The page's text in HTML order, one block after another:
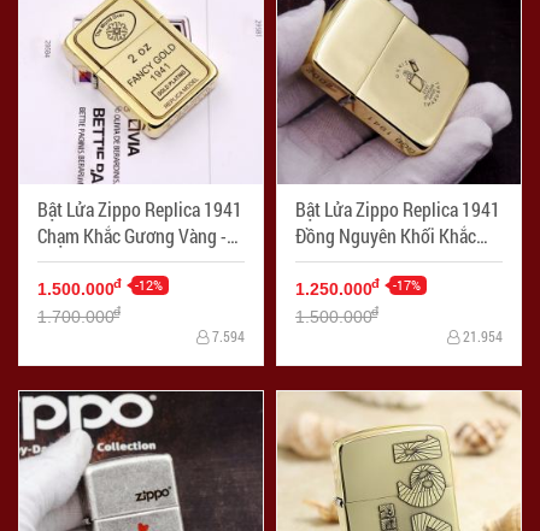
Bật Lửa Zippo Replica 1941
Chạm Khắc Gương Vàng -
Mã SP: ZPC2374
1.500.000đ -12%
1.700.000đ
7.594
Bật Lửa Zippo Replica 1941
Đồng Nguyên Khối Khắc
Logo Ngược - Mã SP:
ZPC2373
1.250.000đ -17%
1.500.000đ
21.954